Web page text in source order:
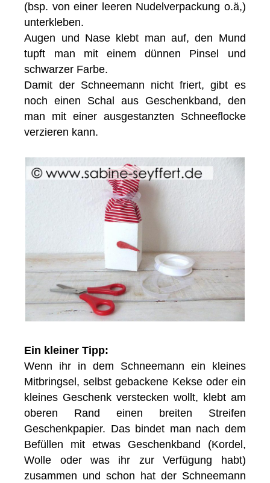
(bsp. von einer leeren Nudelverpackung o.ä,)
unterkleben.
Augen und Nase klebt man auf, den Mund
tupft man mit einem dünnen Pinsel und
schwarzer Farbe.
Damit der Schneemann nicht friert, gibt es
noch einen Schal aus Geschenkband, den
man mit einer ausgestanzten Schneeflocke
verzieren kann.
Ein kleiner Tipp:
Wenn ihr in dem Schneemann ein kleines
Mitbringsel, selbst gebackene Kekse oder ein
kleines Geschenk verstecken wollt, klebt am
oberen Rand einen breiten Streifen
Geschenkpapier. Das bindet man nach dem
Befüllen mit etwas Geschenkband (Kordel,
Wolle oder was ihr zur Verfügung habt)
zusammen und schon hat der Schneemann